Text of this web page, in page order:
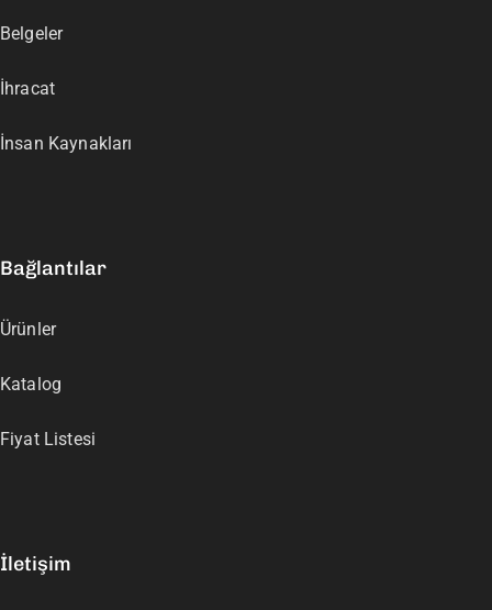
Belgeler
İhracat
İnsan Kaynakları
Bağlantılar
Ürünler
Katalog
Fiyat Listesi
İletişim